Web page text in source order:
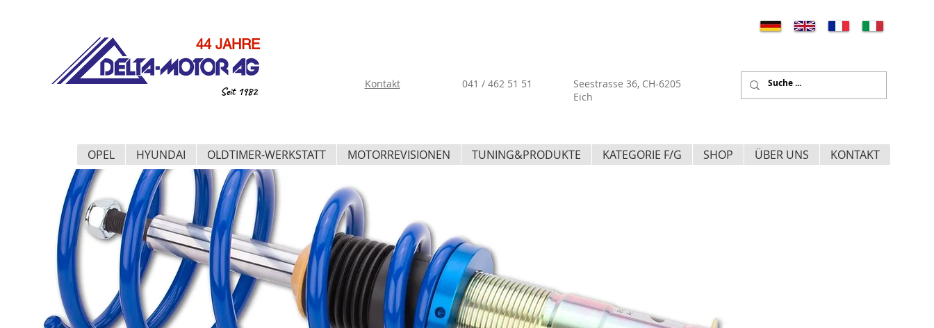
44 JAHRE
Seit 1982
Kontakt 041 / 462 51 51
Seestrasse 36, CH-6205
Eich
OPEL HYUNDAI OLDTIMER-WERKSTATT MOTORREVISIONEN TUNING&PRODUKTE KATEGORIE F/G SHOP ÜBER UNS KONTAKT